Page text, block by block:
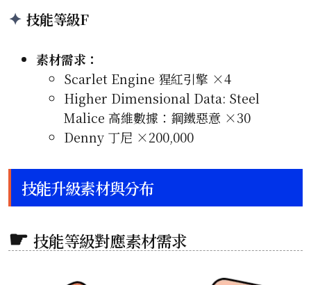
技能等級F
素材需求：
Scarlet Engine 猩紅引擎 ×4
Higher Dimensional Data: Steel
Malice 高維數據：鋼鐵惡意 ×30
Denny 丁尼 ×200,000
技能升級素材與分布
技能等級對應素材需求